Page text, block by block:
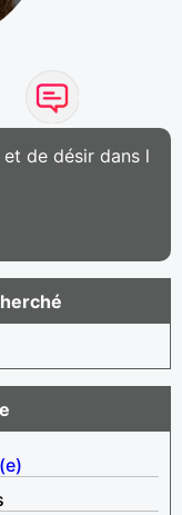
de désir dans l